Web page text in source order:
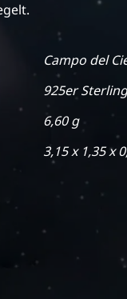
Campo del
925er
6,60 g
3,15 x 1,35 x